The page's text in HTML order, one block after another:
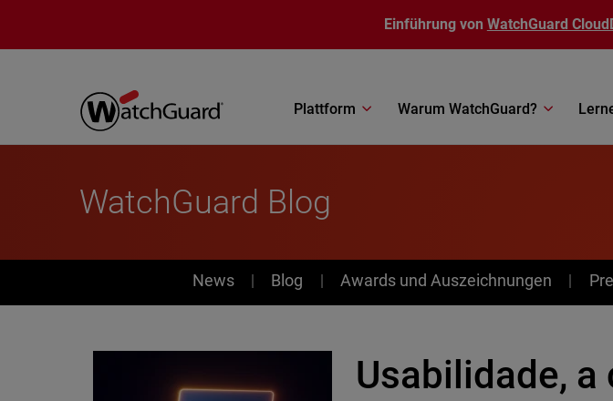
Einführung von WatchGuard
Plattform Warum WatchGuard?
WatchGuard Blog
News
News Blog Awards und Auszeichnungen
Usabilidade, a